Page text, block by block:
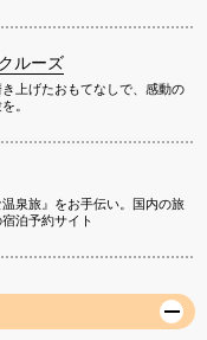
ルーズ
上げたおもてなしで、感動の
。
泉旅』をお手伝い。国内の旅
泊予約サイト